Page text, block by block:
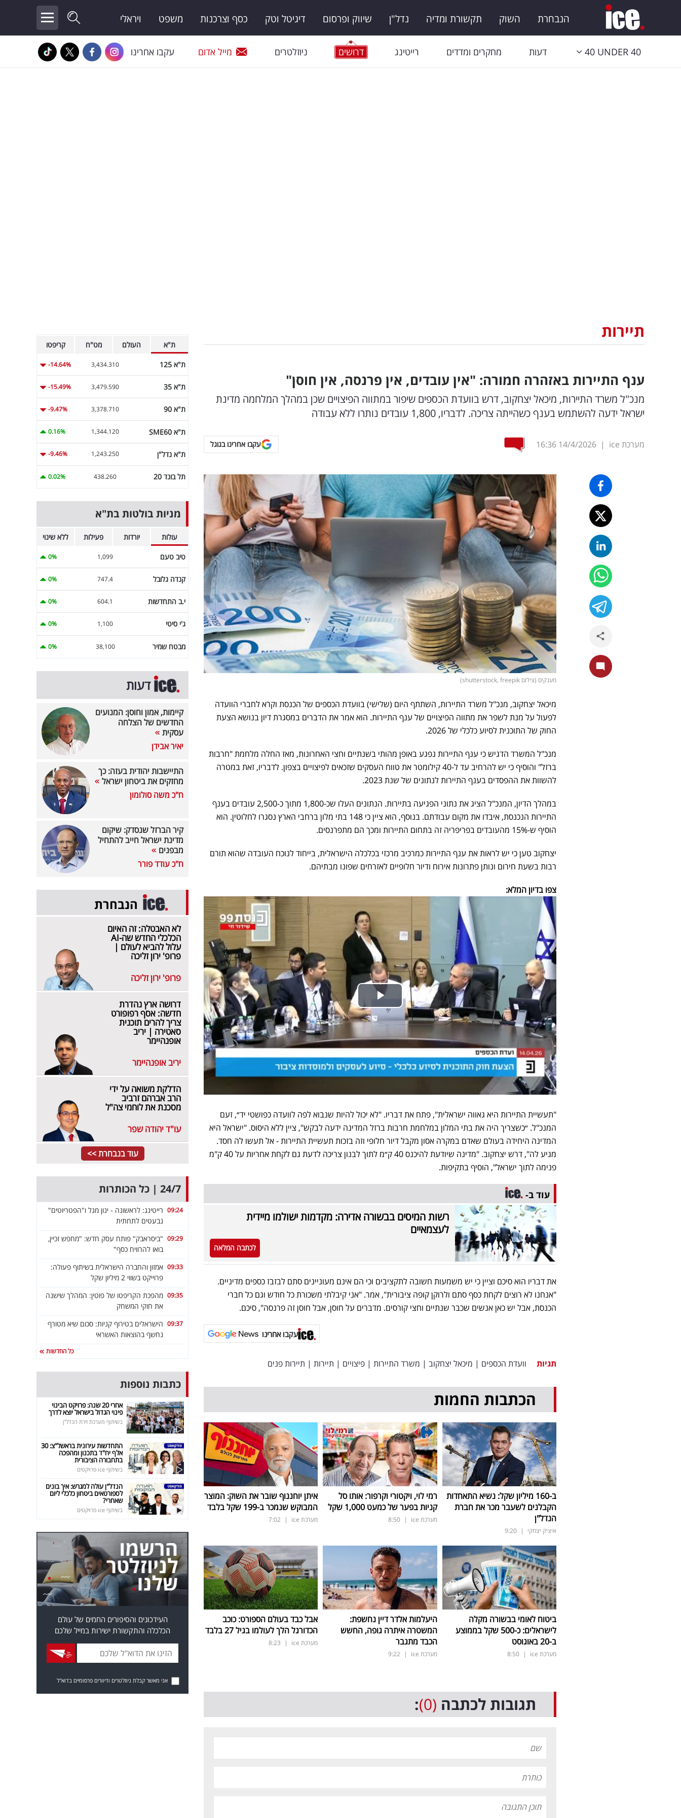
הנבחרת השוק תקשורת ומדיה נדל"ן שיווק ופרסום דיגיטל וטק כסף וצרכנות משפט ויראלי
40 UNDER 40 דעות מחקרים ומדדים רייטינג דרושים ניוזלטרים מייל אדום עקבו אחרינו
תיירות
ענף התיירות באזהרה חמורה: "אין עובדים, אין פרנסה, אין חוסן"
מנכ"ל משרד התיירות, מיכאל יצחקוב, דרש בוועדת הכספים שיפור במתווה הפיצויים שכן במהלך המלחמה מדינת
ישראל ידעה להשתמש בענף כשהייתה צריכה. לדבריו, 1,800 עובדים נותרו ללא עבודה
מערכת ice |
14/4/2026
16:36 עקבו אחרינו בגוגל
מענקים (צילום shutterstock, freepik)
מיכאל יצחקוב, מנכ"ל משרד התיירות, השתתף היום (שלישי) בוועדת הכספים של הכנסת וקרא לחברי הוועדה
לפעול על מנת לשפר את מתווה הפיצויים של ענף התיירות. הוא אמר את הדברים במסגרת דיון בנושא הצעת
החוק של התוכנית לסיוע כלכלי של 2026.
מנכ"ל המשרד הדגיש כי ענף התיירות נפגע באופן מהותי בשנתיים וחצי האחרונות, מאז החלה מלחמת "חרבות
ברזל" והוסיף כי יש להרחיב עד ל-40 קילומטר את טווח העסקים שזכאים לפיצויים בצפון. לדבריו, זאת במטרה
להשוות את ההפסדים בענף התיירות לנתונים של שנת 2023.
במהלך הדיון, המנכ"ל הציג את נתוני הפגיעה בתיירות. הנתונים העלו שכ-1,800 מתוך כ-2,500 עובדים בענף
התיירות הנכנסת, איבדו את מקום עבודתם. בנוסף, הוא ציין כי 148 בתי מלון ברחבי הארץ נסגרו לחלוטין. הוא
הוסיף ש-15% מהעובדים בפריפריה זה בתחום התיירות ומכך הם מתפרנסים.
יצחקוב טען כי יש לראות את ענף התיירות כמרכיב מרכזי בכלכלה הישראלית, בייחוד לנוכח העובדה שהוא תורם
רבות בשעת חירום ונותן פתרונות אירוח ודיור חלופיים לאזרחים שפונו מבתיהם.
צפו בדיון המלא:
"תעשיית התיירות היא גאווה ישראלית", פתח את דבריו. "לא יכול להיות שנבוא לפה לוועדה כפושטי יד״, זעם
המנכ"ל. ״כשצריך היה את בתי המלון במלחמת חרבות ברזל המדינה ידעה לבקש", ציין ללא היסוס. "ישראל היא
המדינה היחידה בעולם שאדם במקרה אסון מקבל דיור חלופי וזה בזכות תעשיית התיירות - אל תעשו לה חסד.
מגיע לה", דרש יצחקוב. "מדינה שיודעת להיכנס 40 ק״מ לתוך לבנון צריכה לדעת גם לקחת אחריות על 40 ק"מ
פנימה לתוך ישראל", הוסיף בתקיפות.
עוד ב-
רשות המיסים בבשורה אדירה: מקדמות ישולמו מיידית
לעצמאיים
לכתבה המלאה
את דבריו הוא סיכם וציין כי יש משמעות חשובה לתקציבים וכי הם אינם מעוניינים סתם לבזבז כספים מדיניים.
"אנחנו לא רוצים לקחת כסף סתם ולרוקן קופה ציבורית", אמר. "אני קיבלתי משכורת כל חודש וגם כל חברי
הכנסת, אבל יש כאן אנשים שכבר שנתיים וחצי קורסים. מדברים על חוסן, אבל חוסן זה פרנסה", סיכם.
עקבו אחרינו
תגיות וועדת הכספים | מיכאל יצחקוב | משרד התיירות | פיצויים | תיירות | תיירות פנים
הכתבות החמות
ב-160 מיליון שקל: נשיא התאחדות
הקבלנים לשעבר מכר את חברת
הנדל"ן
איציק יצחקי |
9:20
רמי לוי, ויקטורי וקרפור: אותו סל
קניות בפער של כמעט 1,000 שקל
מערכת ice |
8:50
איתן יוחננוף שובר את השוק: המוצר
המבוקש שנמכר ב-199 שקל בלבד
מערכת ice |
7:02
ביטוח לאומי בבשורה מקלה
לישראלים: כ-500 שקל בממוצע
ב-20 באוגוסט
מערכת ice |
8:50
היעלמות אלדר דיין נחשפת:
המשטרה איתרה גופה, החשש
הכבד מתגבר
מערכת ice |
9:22
אבל כבד בעולם הספורט: כוכב
הכדורגל הלך לעולמו בגיל 27 בלבד
מערכת ice |
8:23
תגובות לכתבה (0)
:
ת"א העולם מט"ח קריפטו
ת"א 125 3,434.310
-14.64%
ת"א 35 3,479.590
-15.49%
ת"א 90 3,378.710
-9.47%
ת"א SME60 1,344.120
0.16%
ת"א נדל"ן 1,243.250
-9.46%
תל בונד 20 438.260
0.02%
מניות בולטות בת"א
עולות יורדות פעילות ללא שינוי
טיב טעם 1,099
0%
קנדה גלובל 747.4
0%
י.ב התחדשות 604.1
0%
ג'י סיטי 1,100
0%
מבטח שמיר 38,100
0%
דעות
קיימות, אמון וחוסן: המנועים
החדשים של הצלחה
עסקית
יאיר אבידן
התיישבות יהודית בעזה: כך
מחזקים את ביטחון ישראל
ח"כ משה סולומון
קיר הברזל שנסדק: שיקום
מדינת ישראל חייב להתחיל
מבפנים
ח"כ עודד פורר
הנבחרת
לא האבטלה: זה האיום
הכלכלי החדש שה-AI
עלול להביא לעולם |
פרופ' ירון זליכה
פרופ' ירון זליכה
דרושה ארץ נהדרת
חדשה: אסף רפופורט
צריך להרים תוכנית
סאטירה | יריב
אופנהיימר
יריב אופנהיימר
הדלקת משואה על ידי
הרב אברהם זרביב
מסכנת את לוחמי צה"ל
עו"ד יהודה שפר
עוד בנבחרת >>
24/7 | כל הכותרות
09:24 רייטינג: לראשונה - ינון מגל ו"הפטריוטים"
נבעטים לתחתית
09:29 "ביסראבק" פותח עסק חדש: "מחפש זכיין,
בואו להרוויח כסף"
09:33 אמזון והחברה הישראלית בשיתוף פעולה:
פרוייקט בשווי 2 מיליון שקל
09:35 מהפכת הקריפטו של פוטין: המהלך שישנה
את חוקי המשחק
09:37 הישראלים בטירוף קניות: סכום שיא מטורף
נחשף בהוצאות האשראי
כל החדשות
כתבות נוספות
אחרי 20 שנה: פרויקט הבינוי
פינוי הגדול בישראל יוצא לדרך
בשיתוף מערכת זירת הנדל"ן
התחדשות עירונית בראשל"צ: 30
אלף יח"ד בתכנון ומהפכה
בתחבורה הציבורית
בשיתוף ice פרויקטים
הנדל"ן עולה למגרש: איך בונים
לספורטאים ביטחון כלכלי ליום
שאחרי?
בשיתוף ice פרויקטים
העידכונים והסיפורים החמים של עולם
הכלכלה והתקשורת ישירות במייל שלכם
אני מאשר קבלת ניוזלטרים ודיוורים פרסומיים בדוא"ל